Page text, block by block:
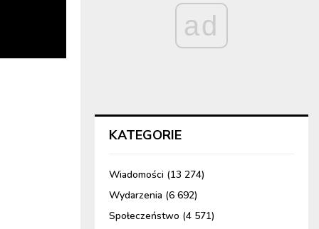
ad
KATEGORIE
Wiadomości (13 274)
Wydarzenia (6 692)
Społeczeństwo (4 571)